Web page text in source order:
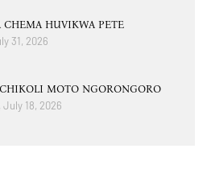
CHEMA HUVIKWA PETE
31, 2026
MOTO NGORONGORO
18, 2026